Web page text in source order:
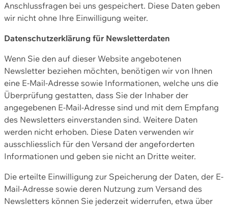
Anschlussfragen bei uns gespeichert. Diese Daten geben
wir nicht ohne Ihre Einwilligung weiter.
Datenschutzerklärung für Newsletterdaten
Wenn Sie den auf dieser Website angebotenen
Newsletter beziehen möchten, benötigen wir von Ihnen
eine E-Mail-Adresse sowie Informationen, welche uns die
Überprüfung gestatten, dass Sie der Inhaber der
angegebenen E-Mail-Adresse sind und mit dem Empfang
des Newsletters einverstanden sind. Weitere Daten
werden nicht erhoben. Diese Daten verwenden wir
ausschliesslich für den Versand der angeforderten
Informationen und geben sie nicht an Dritte weiter.
Die erteilte Einwilligung zur Speicherung der Daten, der E-
Mail-Adresse sowie deren Nutzung zum Versand des
Newsletters können Sie jederzeit widerrufen, etwa über